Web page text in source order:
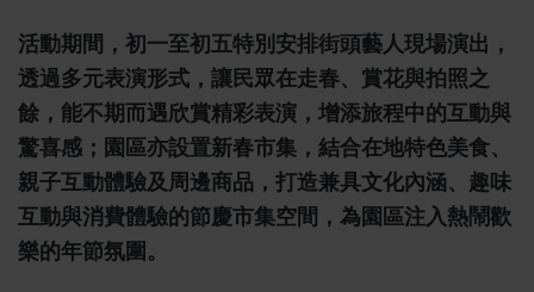
活動期間，初一至初五特別安排街頭藝人現場演出，
透過多元表演形式，讓民眾在走春、賞花與拍照之
餘，能不期而遇欣賞精彩表演，增添旅程中的互動與
驚喜感；園區亦設置新春市集，結合在地特色美食、
親子互動體驗及周邊商品，打造兼具文化內涵、趣味
互動與消費體驗的節慶市集空間，為園區注入熱鬧歡
樂的年節氛圍。